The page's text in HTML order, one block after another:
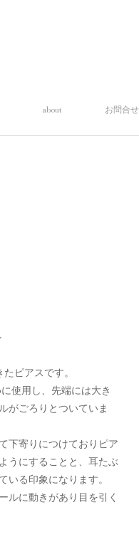
about お問合せ
ピアスです。
使用し、先端には大き
がごろりとついていま
下寄りにつけておりピア
うにすることと、耳たぶ
いる印象になります。
ルに動きがあり目を引く